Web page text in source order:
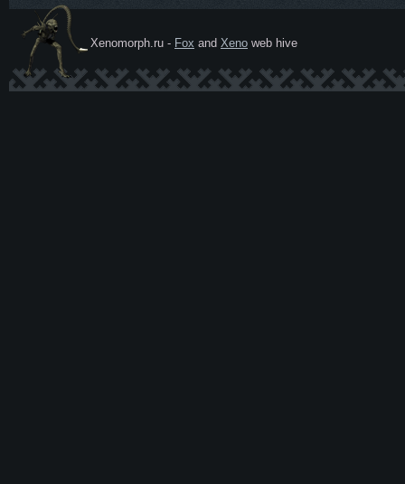
Ксеномо
Xenomorph.ru - Fox and Xeno web hive